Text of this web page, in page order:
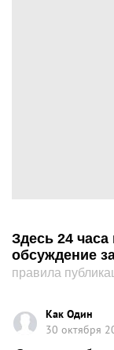
Здесь 24
обсуждение
правила
Как Один
30 октября